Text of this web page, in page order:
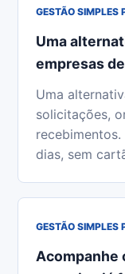
GESTÃO SIMPLES
Uma
empresas
Uma
solicitações,
dias, sem
GESTÃO SIMPLES
Acompanhe